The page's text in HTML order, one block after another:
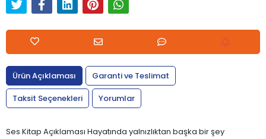
Ürün Açıklaması
Garanti ve Teslimat
Taksit Seçenekleri
Yorumlar
Ses Kitap Açıklaması Hayatında yalnızlıktan başka bir şey